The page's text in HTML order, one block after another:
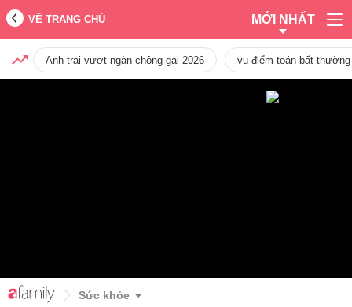
VỀ TRANG CHỦ MỚI NHẤT
Anh trai vượt ngàn chông gai 2026 vụ điểm toán bất
Sức khỏe